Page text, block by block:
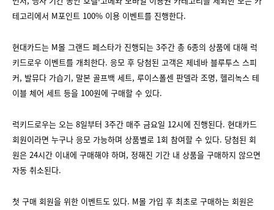
테고리에서 M포인트 100% 이용 이벤트를 진행한다.
현대카드는 M몰 그랜드 페스타가 진행되는 3주간 총 6종의 상품에 대해 럭
키드로우 이벤트를 개최한다. 응모 후 당첨된 고객은 제네바 블루투스 스피
커, 발뮤다 가습기, 말본 골프백 세트, 루이스폴센 판델라 조명, 헬리녹스 테
이블 체어 세트 등을 100원에 구매할 수 있다.
럭키드로우는 오는 8일부터 3주간 매주 금요일 12시에 진행된다. 현대카드
회원이라면 누구나 응모 가능하며 상품별로 1회 참여할 수 있다. 당첨된 회
원은 24시간 이내에 구매해야 하며, 정해진 기간 내 상품을 구매하지 않으면
자동 취소된다.
첫 구매 회원을 위한 이벤트도 있다. M몰 가입 후 최초로 구매하는 회원은